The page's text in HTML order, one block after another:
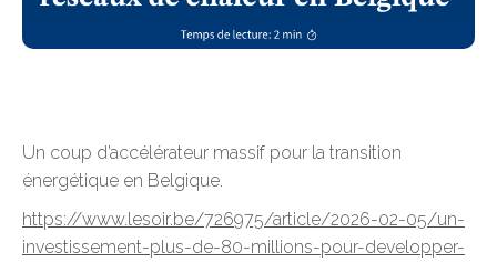
Un coup d’accélérateur massif pour la transition
énergétique en Belgique.
https://www.lesoir.be/726975/article/2026-02-05/un-
investissement-plus-de-80-millions-pour-developper-